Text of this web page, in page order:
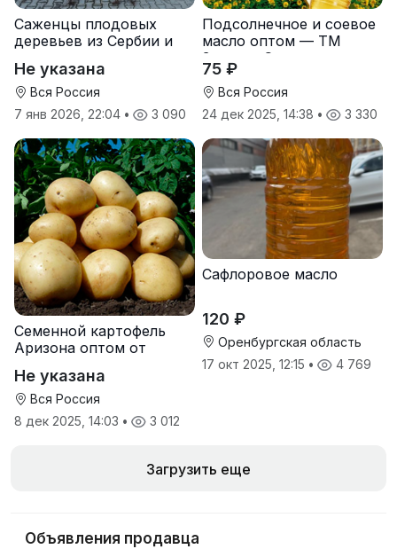
Саженцы плодовых
деревьев из Сербии и
Не указана
Вся Россия
7 янв 2026, 22:04 • 3 090
Подсолнечное и соевое
масло оптом — ТМ
Золотая Семечка
75 ₽
Вся Россия
24 дек 2025, 14:38 • 3 330
Семенной картофель
Аризона оптом от
Не указана
Вся Россия
8 дек 2025, 14:03 • 3 012
Сафлоровое масло
120 ₽
Оренбургская область
17 окт 2025, 12:15 • 4 769
Загрузить еще
Объявления продавца